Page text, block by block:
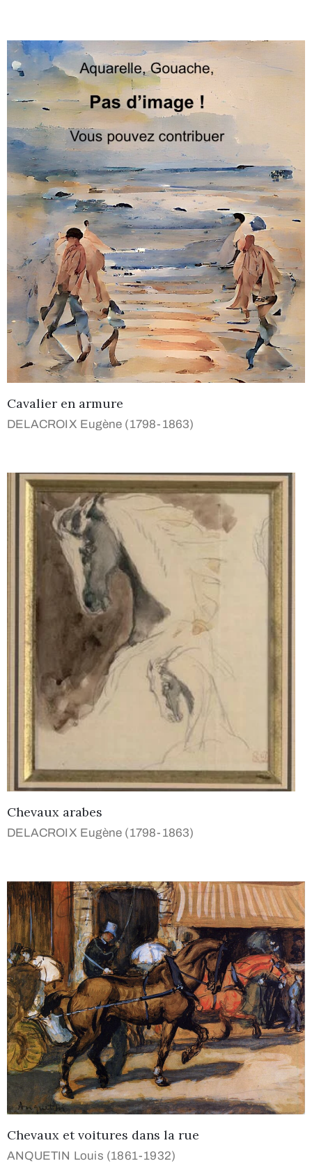
Cavalier en armure
DELACROIX Eugène (1798-1863)
Chevaux arabes
DELACROIX Eugène (1798-1863)
Chevaux et voitures dans la rue
ANQUETIN Louis (1861-1932)